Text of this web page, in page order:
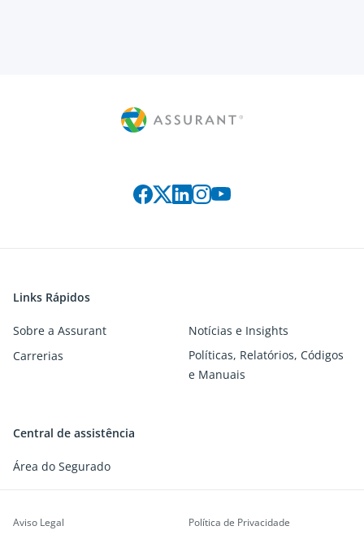
Links Rápidos
Sobre a Assurant
Notícias e Insights
Carrerias
Políticas, Relatórios, Códigos
e Manuais
Central de assistência
Área do Segurado
Aviso Legal Política de Privacidade